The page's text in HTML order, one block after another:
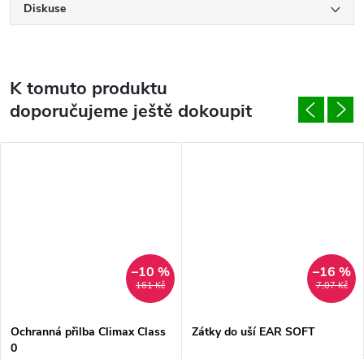
Diskuse
K tomuto produktu
doporučujeme ještě dokoupit
161 Kč
–10 %
Ochranná přilba Climax Class
0
7,07 Kč
–16 %
Zátky do uší EAR SOFT